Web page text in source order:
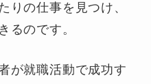
りの仕事を見つけ、
るのです。
が就職活動で成功す